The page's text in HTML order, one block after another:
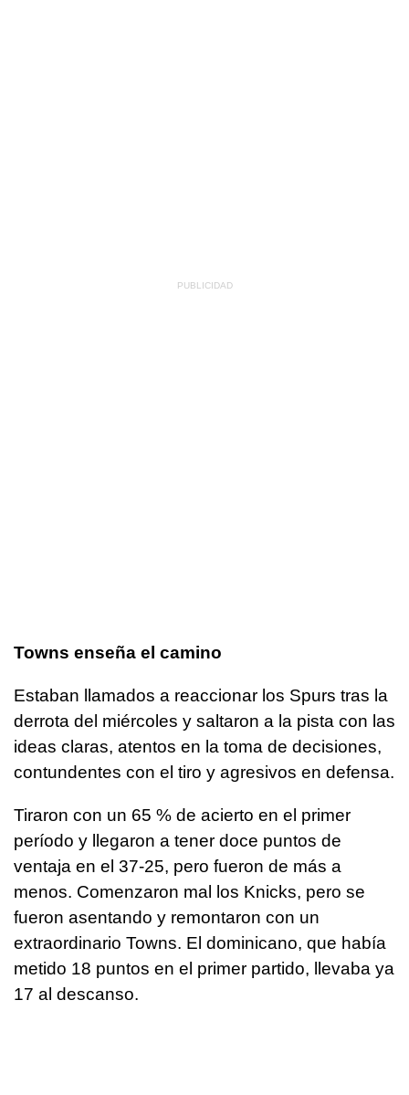
Towns enseña el camino
Estaban llamados a reaccionar los Spurs tras la
derrota del miércoles y saltaron a la pista con las
ideas claras, atentos en la toma de decisiones,
contundentes con el tiro y agresivos en defensa.
Tiraron con un 65 % de acierto en el primer
período y llegaron a tener doce puntos de
ventaja en el 37-25, pero fueron de más a
menos. Comenzaron mal los Knicks, pero se
fueron asentando y remontaron con un
extraordinario Towns. El dominicano, que había
metido 18 puntos en el primer partido, llevaba ya
17 al descanso.